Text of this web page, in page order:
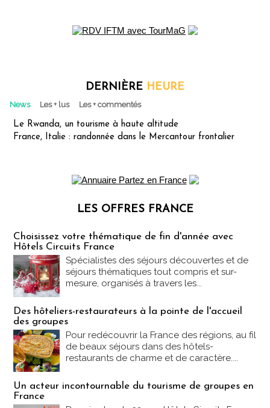
DERNIÈRE HEURE
News Les + lus Les + commentés
Le Rwanda, un tourisme à haute altitude
France, Italie : randonnée dans le Mercantour frontalier
LES OFFRES FRANCE
Choisissez votre thématique de fin d'année avec
Hôtels Circuits France
Spécialistes des séjours découvertes et de
séjours thématiques tout compris et sur-
mesure, organisés à travers les...
Des hôteliers-restaurateurs à la pointe de l'accueil
des groupes
Pour redécouvrir la France des régions, au fil
de beaux séjours dans des hôtels-
restaurants de charme et de caractère....
Un acteur incontournable du tourisme de groupes en
France